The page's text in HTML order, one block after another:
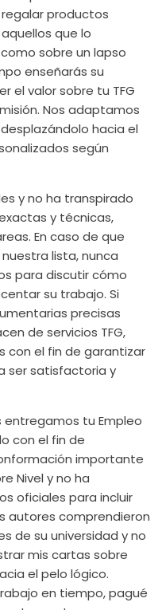
productos
que lo
sobre un lapso
enseñarás su
el valor sobre tu TFG
Nos adaptamos
hacia el
según
y no ha transpirado
y técnicas,
En caso de que
lista, nunca
para discutir cómo
su trabajo. Si
precisas
de servicios TFG,
con el fin de garantizar
ser satisfactoria y
entregamos tu Empleo
con el fin de
importante
Nivel y no ha
oficiales para incluir
autores comprendieron
de su universidad y no
mis cartas sobre
el pelo lógico.
en tiempo, pagué